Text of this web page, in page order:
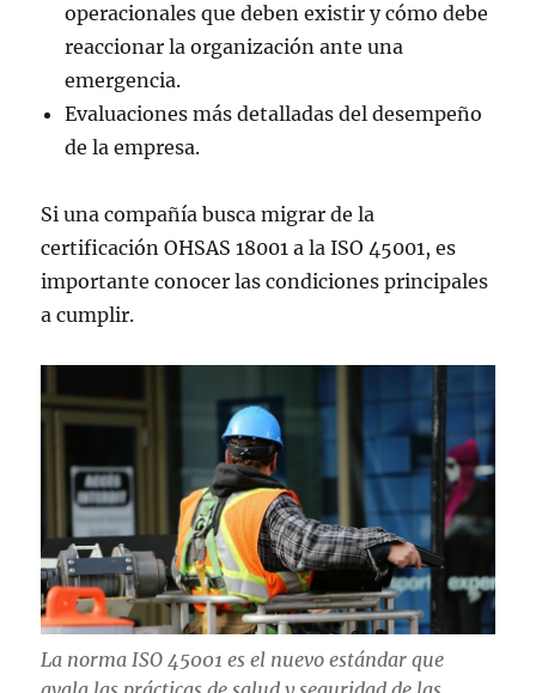
operacionales que deben existir y cómo debe
reaccionar la organización ante una
emergencia.
Evaluaciones más detalladas del desempeño
de la empresa.
Si una compañía busca migrar de la
certificación OHSAS 18001 a la ISO 45001, es
importante conocer las condiciones principales
a cumplir.
La norma ISO 45001 es el nuevo estándar que